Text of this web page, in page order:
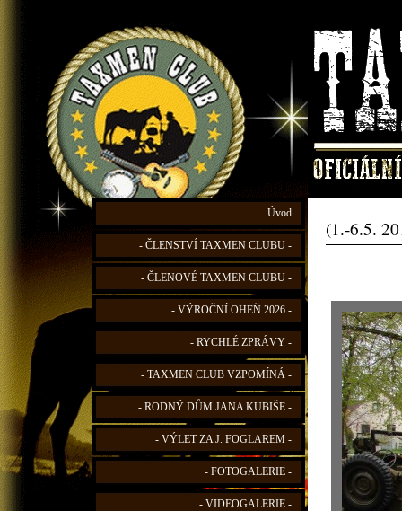
Úvod
- ČLENSTVÍ TAXMEN CLUBU -
- ČLENOVÉ TAXMEN CLUBU -
- VÝROČNÍ OHEŇ 2026 -
- RYCHLÉ ZPRÁVY -
- TAXMEN CLUB VZPOMÍNÁ -
- RODNÝ DŮM JANA KUBIŠE -
- VÝLET ZA J. FOGLAREM -
- FOTOGALERIE -
- VIDEOGALERIE -
(1.-6.5.